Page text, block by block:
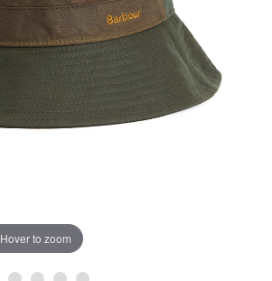
Hover to zoom